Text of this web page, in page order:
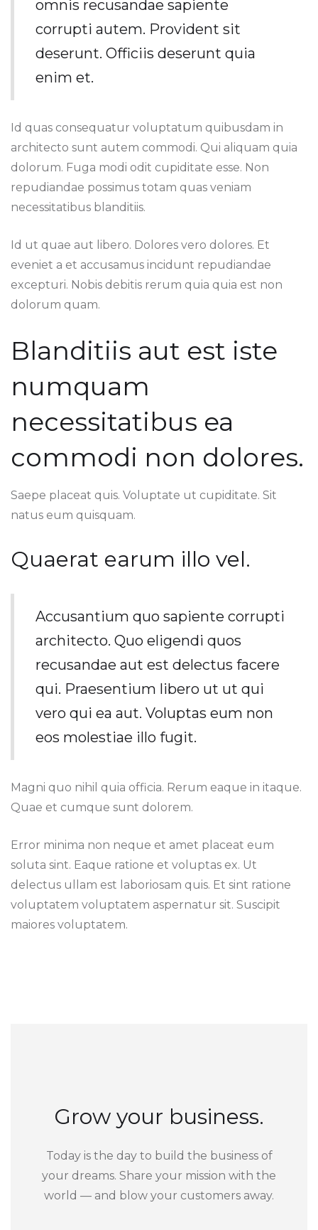
omnis recusandae sapiente
corrupti autem. Provident sit
deserunt. Officiis deserunt quia
enim et.
Id quas consequatur voluptatum quibusdam in
architecto sunt autem commodi. Qui aliquam quia
dolorum. Fuga modi odit cupiditate esse. Non
repudiandae possimus totam quas veniam
necessitatibus blanditiis.
Id ut quae aut libero. Dolores vero dolores. Et
eveniet a et accusamus incidunt repudiandae
excepturi. Nobis debitis rerum quia quia est non
dolorum quam.
Blanditiis aut est iste
numquam
necessitatibus ea
commodi non dolores.
Saepe placeat quis. Voluptate ut cupiditate. Sit
natus eum quisquam.
Quaerat earum illo vel.
Accusantium quo sapiente corrupti
architecto. Quo eligendi quos
recusandae aut est delectus facere
qui. Praesentium libero ut ut qui
vero qui ea aut. Voluptas eum non
eos molestiae illo fugit.
Magni quo nihil quia officia. Rerum eaque in itaque.
Quae et cumque sunt dolorem.
Error minima non neque et amet placeat eum
soluta sint. Eaque ratione et voluptas ex. Ut
delectus ullam est laboriosam quis. Et sint ratione
voluptatem voluptatem aspernatur sit. Suscipit
maiores voluptatem.
Grow your business.
Today is the day to build the business of
your dreams. Share your mission with the
world — and blow your customers away.